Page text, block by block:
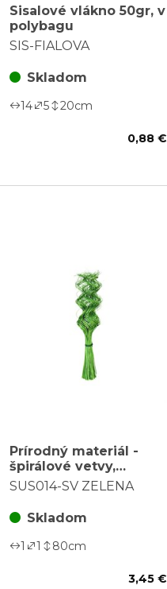
Sisalové vlákno 50gr, v
polybagu
SIS-FIALOVA
Skladom
14 5 20cm
0,88 €
Prírodný materiál -
špirálové vetvy,
zväzok 150ks
SUS014-SV ZELENA
Skladom
1 1 80cm
3,45 €